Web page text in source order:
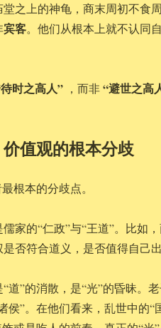
之上的神龟，商末周初不食
宾客。他们从根本上就不认同
时之高人”，而非“避世之高
值观的根本分歧
根本的分歧点。
儒家的“仁政”与“王道”。比如
否符合道义，是否值得自己
“道”的消散，是“光”的昏昧。
侯”。在他们看来，乱世中的“